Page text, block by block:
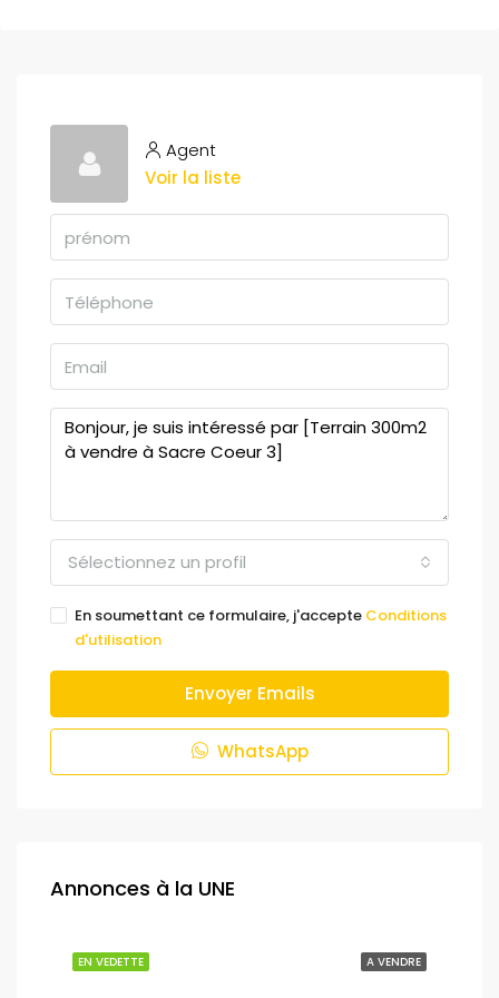
Agent
Voir la liste
Sélectionnez un profil
En soumettant ce formulaire, j'accepte Conditions
d'utilisation
Envoyer Emails
WhatsApp
Annonces à la UNE
A VENDRE
EN VEDETTE